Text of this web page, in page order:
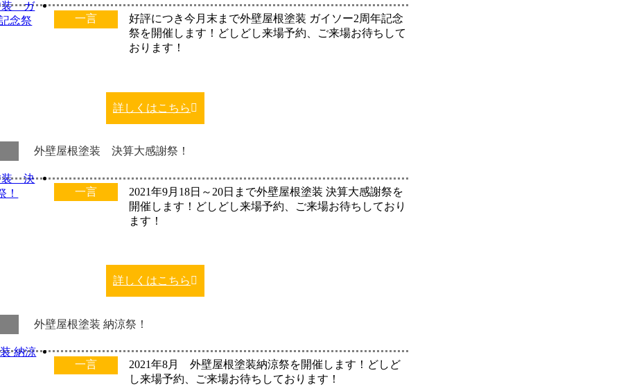
一言
好評につき今月末まで外壁屋根塗装 ガイソー2周年記念
祭を開催します！どしどし来場予約、ご来場お待ちして
おります！
詳しくはこちら
外壁屋根塗装 決算大感謝祭！
一言
2021年9月18日～20日まで外壁屋根塗装 決算大感謝祭を
開催します！どしどし来場予約、ご来場お待ちしており
ます！
詳しくはこちら
外壁屋根塗装 納涼祭！
一言
2021年8月 外壁屋根塗装納涼祭を開催します！どしど
し来場予約、ご来場お待ちしております！